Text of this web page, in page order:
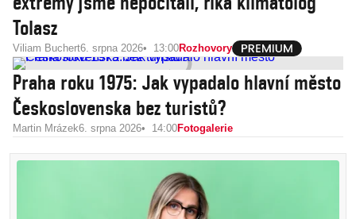
Tolasz
Viliam Buchert6. srpna 2026 13:00Rozhovory
Praha roku 1975: Jak vypadalo hlavní město
Československa bez turistů?
Martin Mrázek6. srpna 2026 14:00Fotogalerie